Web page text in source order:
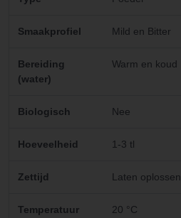
Smaakprofiel Mild en Bitter
Bereiding
(water)
Warm en koud
Biologisch Nee
Hoeveelheid 1-3 tl
Zettijd Laten oplossen
Temperatuur
20 °C